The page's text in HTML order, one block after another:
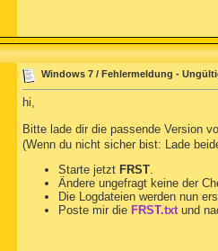
Windows 7 / Fehlermeldung -
hi,
Bitte lade dir die passende Version
(Wenn du nicht sicher bist: Lade
Starte jetzt FRST.
Ändere ungefragt keine der
Die Logdateien werden nun
Poste mir die FRST.txtund